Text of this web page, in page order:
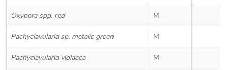
Oxypora spp. red M
Pachyclavularia sp. metalic green M
Pachyclavularia violacea M